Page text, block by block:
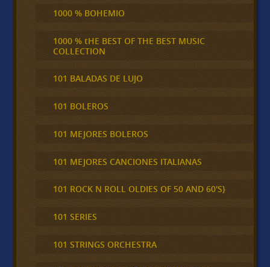
1000 % BOHEMIO
1000 % tHE BEST OF THE BEST MUSIC
COLLECTION
101 BALADAS DE LUJO
101 BOLEROS
101 MEJORES BOLEROS
101 MEJORES CANCIONES ITALIANAS
101 ROCK N ROLL OLDIES OF 50 AND 60'S}
101 SERIES
101 STRINGS ORCHESTRA